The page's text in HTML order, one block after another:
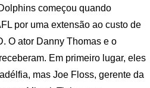
começou quando
por uma extensão ao custo de
O ator Danny Thomas e o
Em primeiro lugar, eles
mas Joe Floss, gerente da